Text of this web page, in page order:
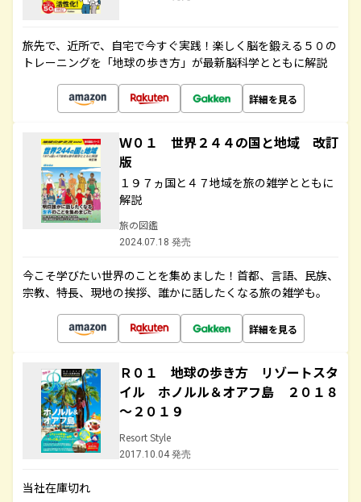
旅先で、近所で、自宅で今すぐ実践！楽しく脳を鍛える５０の
トレーニングを「地球の歩き方」が最新脳科学とともに解説
詳細を見る
Ｗ０１ 世界２４４の国と地域 改訂
版
１９７ヵ国と４７地域を旅の雑学とともに
解説
旅の図鑑
2024.07.18 発売
今こそ学びたい世界のことを集めました！首都、言語、民族、
宗教、特長、現地の挨拶、誰かに話したくなる旅の雑学も。
詳細を見る
Ｒ０１ 地球の歩き方 リゾートスタ
イル ホノルル＆オアフ島 ２０１８
～２０１９
Resort Style
2017.10.04 発売
当社在庫切れ